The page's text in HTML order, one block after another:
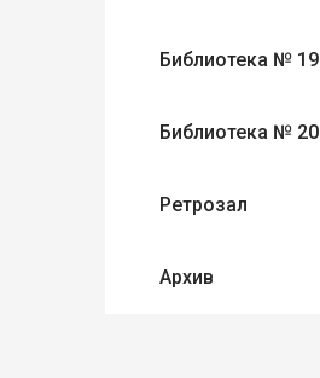
Библиотека № 19
Библиотека № 20
Ретрозал
Архив